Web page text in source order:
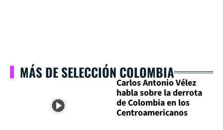
MÁS DE SELECCIÓN COLOMBIA
Carlos Antonio Vélez
habla sobre la derrota
de Colombia en los
Centroamericanos